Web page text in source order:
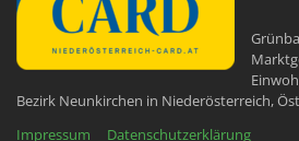
Bezirk Neunkirchen in Niederösterreich,
Impressum
Datenschutzerklärung